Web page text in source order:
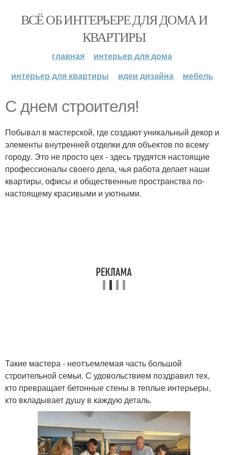
ВСЁ ОБ ИНТЕРЬЕРЕ ДЛЯ ДОМА И
КВАРТИРЫ
главная
интерьер для дома
интерьер для квартиры
идеи дизайна мебель
С днем строителя!
Побывал в мастерской, где создают уникальный декор и
элементы внутренней отделки для объектов по всему
городу. Это не просто цех - здесь трудятся настоящие
профессионалы своего дела, чья работа делает наши
квартиры, офисы и общественные пространства по-
настоящему красивыми и уютными.
Такие мастера - неотъемлемая часть большой
строительной семьи. С удовольствием поздравил тех,
кто превращает бетонные стены в теплые интерьеры,
кто вкладывает душу в каждую деталь.